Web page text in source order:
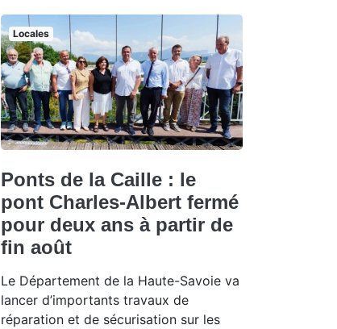
Locales
Ponts de la Caille : le
pont Charles-Albert fermé
pour deux ans à partir de
fin août
Le Département de la Haute-Savoie va
lancer d’importants travaux de
réparation et de sécurisation sur les